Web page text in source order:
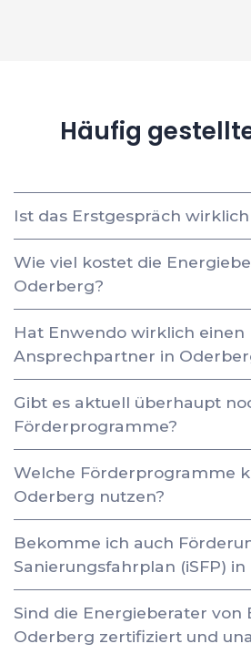
Häufig
Ist das Erstgespräch
Wie viel kostet die
Oderberg?
Hat Enwendo wirklich einen
Ansprechpartner in
Gibt es aktuell überhaupt
Förderprogramme?
Welche Förderprogramme
Oderberg nutzen?
Bekomme ich auch
Sanierungsfahrplan (iSFP)
Sind die Energieberater von
Oderberg zertifiziert und